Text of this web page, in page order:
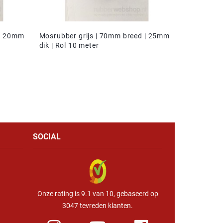
20mm
Mosrubber grijs | 70mm breed | 25mm
dik | Rol 10 meter
SOCIAL
Onze rating is 9.1 van 10, gebaseerd op
3047 tevreden klanten.